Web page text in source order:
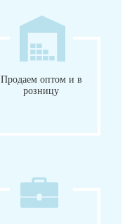
Продаем оптом и в
розницу